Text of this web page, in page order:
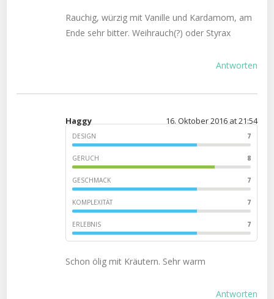
Rauchig, würzig mit Vanille und Kardamom, am
Ende sehr bitter. Weihrauch(?) oder Styrax
Antworten
Haggy 16. Oktober 2016 at 21:54
DESIGN 7
GERUCH 8
GESCHMACK 7
KOMPLEXITÄT 7
ERLEBNIS 7
Schon ölig mit Kräutern. Sehr warm
Antworten